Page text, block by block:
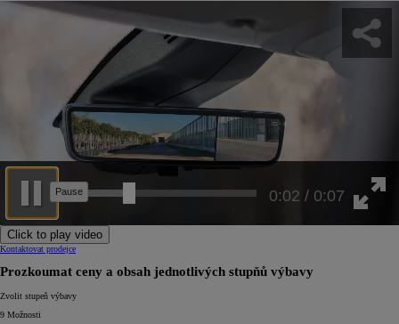
0:05 / 0:07
Click to play video
Kontaktovat prodejce
Prozkoumat ceny a obsah jednotlivých stupňů výbavy
Zvolit stupeň výbavy
9 Možnosti